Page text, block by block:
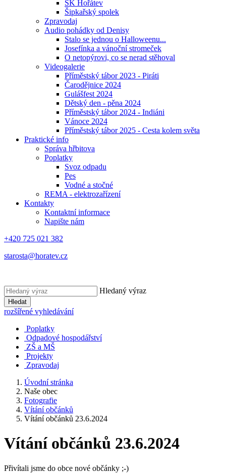
SK Hořátev
Šipkařský spolek
Zpravodaj
Audio pohádky od Denisy
Stalo se jednou o Halloweenu...
Josefínka a vánoční stromeček
O netopýrovi, co se nerad stěhoval
Videogalerie
Příměstský tábor 2023 - Piráti
Čarodějnice 2024
Gulášfest 2024
Dětský den - pěna 2024
Příměstský tábor 2024 - Indiáni
Vánoce 2024
Příměstský tábor 2025 - Cesta kolem světa
Praktické info
Správa hřbitova
Poplatky
Svoz odpadu
Pes
Vodné a stočné
REMA - elektrozařízení
Kontakty
Kontaktní informace
Napište nám
+420 725 021 382
starosta@horatev.cz
Hledaný výraz
Hledat
rozšířené vyhledávání
Poplatky
Odpadové hospodářství
ZŠ a MŠ
Projekty
Zpravodaj
Úvodní stránka
Naše obec
Fotografie
Vítání občánků
Vítání občánků 23.6.2024
Vítání občánků 23.6.2024
Přivítali jsme do obce nové občánky ;-)